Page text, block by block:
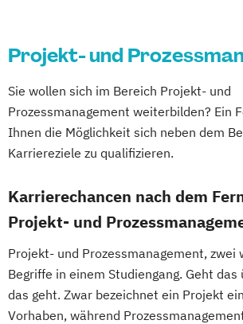
Risiko- &
Tourismus- & Eventmanagement
Wirtschaftspädagogik
Projekt- und
Sie wollen sich im Bereich Projekt- und
Prozessmanagement weiterbilden? Ein
Ihnen die Möglichkeit sich neben dem
Karriereziele zu qualifizieren.
Karrierechancen nach dem
Projekt- und
Projekt- und Prozessmanagement, zwei
Begriffe in einem Studiengang. Geht das
das geht. Zwar bezeichnet ein Projekt
Vorhaben, während